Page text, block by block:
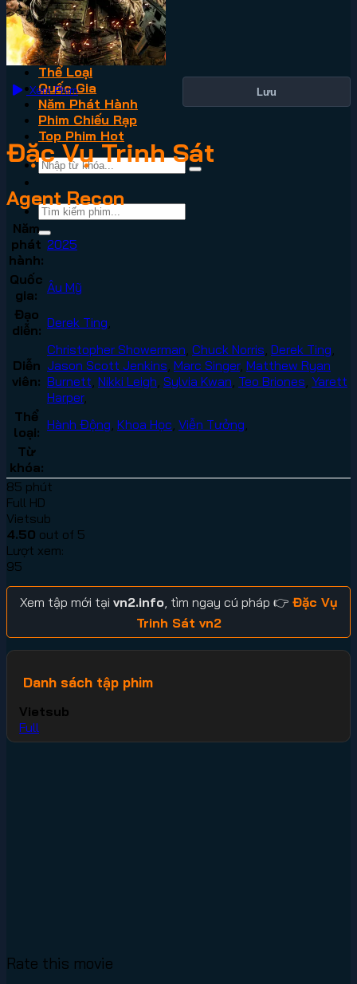
VN2
Phim Lẻ
Phim Bộ
Thể Loại
Quốc Gia
Năm Phát Hành
Phim Chiếu Rạp
Top Phim Hot
Xem Phim Lưu
Đặc Vụ Trinh Sát
Agent Recon
Năm
phát
hành:
2025
Quốc
gia:
Âu Mỹ
Đạo
diễn: Derek Ting
Diễn
viên:
Christopher Showerman Chuck Norris Derek Ting
Jason Scott Jenkins Marc Singer, Matthew Ryan
Burnett Nikki Leigh Sylvia Kwan Teo Briones Yarett
Harper,
Thể
loại: Hành Động Khoa Học Viễn Tưởng
Từ
khóa:
85 phút
Full HD
Vietsub
4.50 out of 5
Lượt xem:
95
Xem tập mới tại vn2.info, tìm ngay cú pháp 👉 Đặc Vụ
Trinh Sát vn2
Danh sách tập phim
Vietsub
Full
Rate this movie